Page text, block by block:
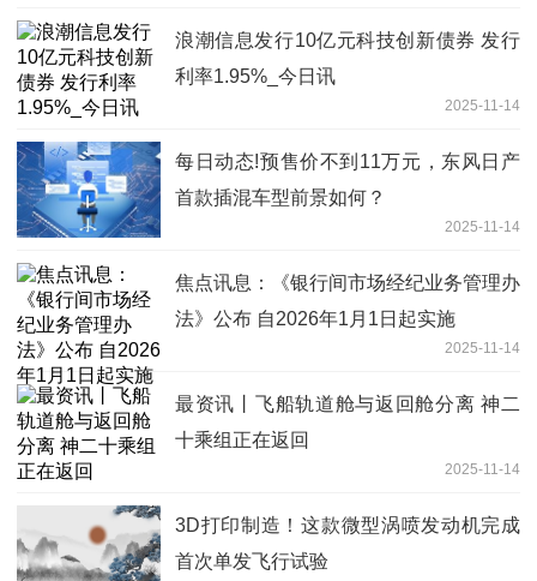
浪潮信息发行10亿元科技创新债券 发行
利率1.95%_今日讯
2025-11-14
每日动态!预售价不到11万元，东风日产
首款插混车型前景如何？
2025-11-14
焦点讯息：《银行间市场经纪业务管理办
法》公布 自2026年1月1日起实施
2025-11-14
最资讯丨飞船轨道舱与返回舱分离 神二
十乘组正在返回
2025-11-14
3D打印制造！这款微型涡喷发动机完成
首次单发飞行试验